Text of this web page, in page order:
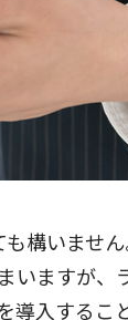
構いませ
いますが、
導入するこ